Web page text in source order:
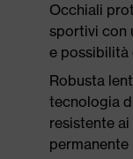
Occhiali
sportivi con
e possibilità
Robusta
tecnologia
resistente
permanente